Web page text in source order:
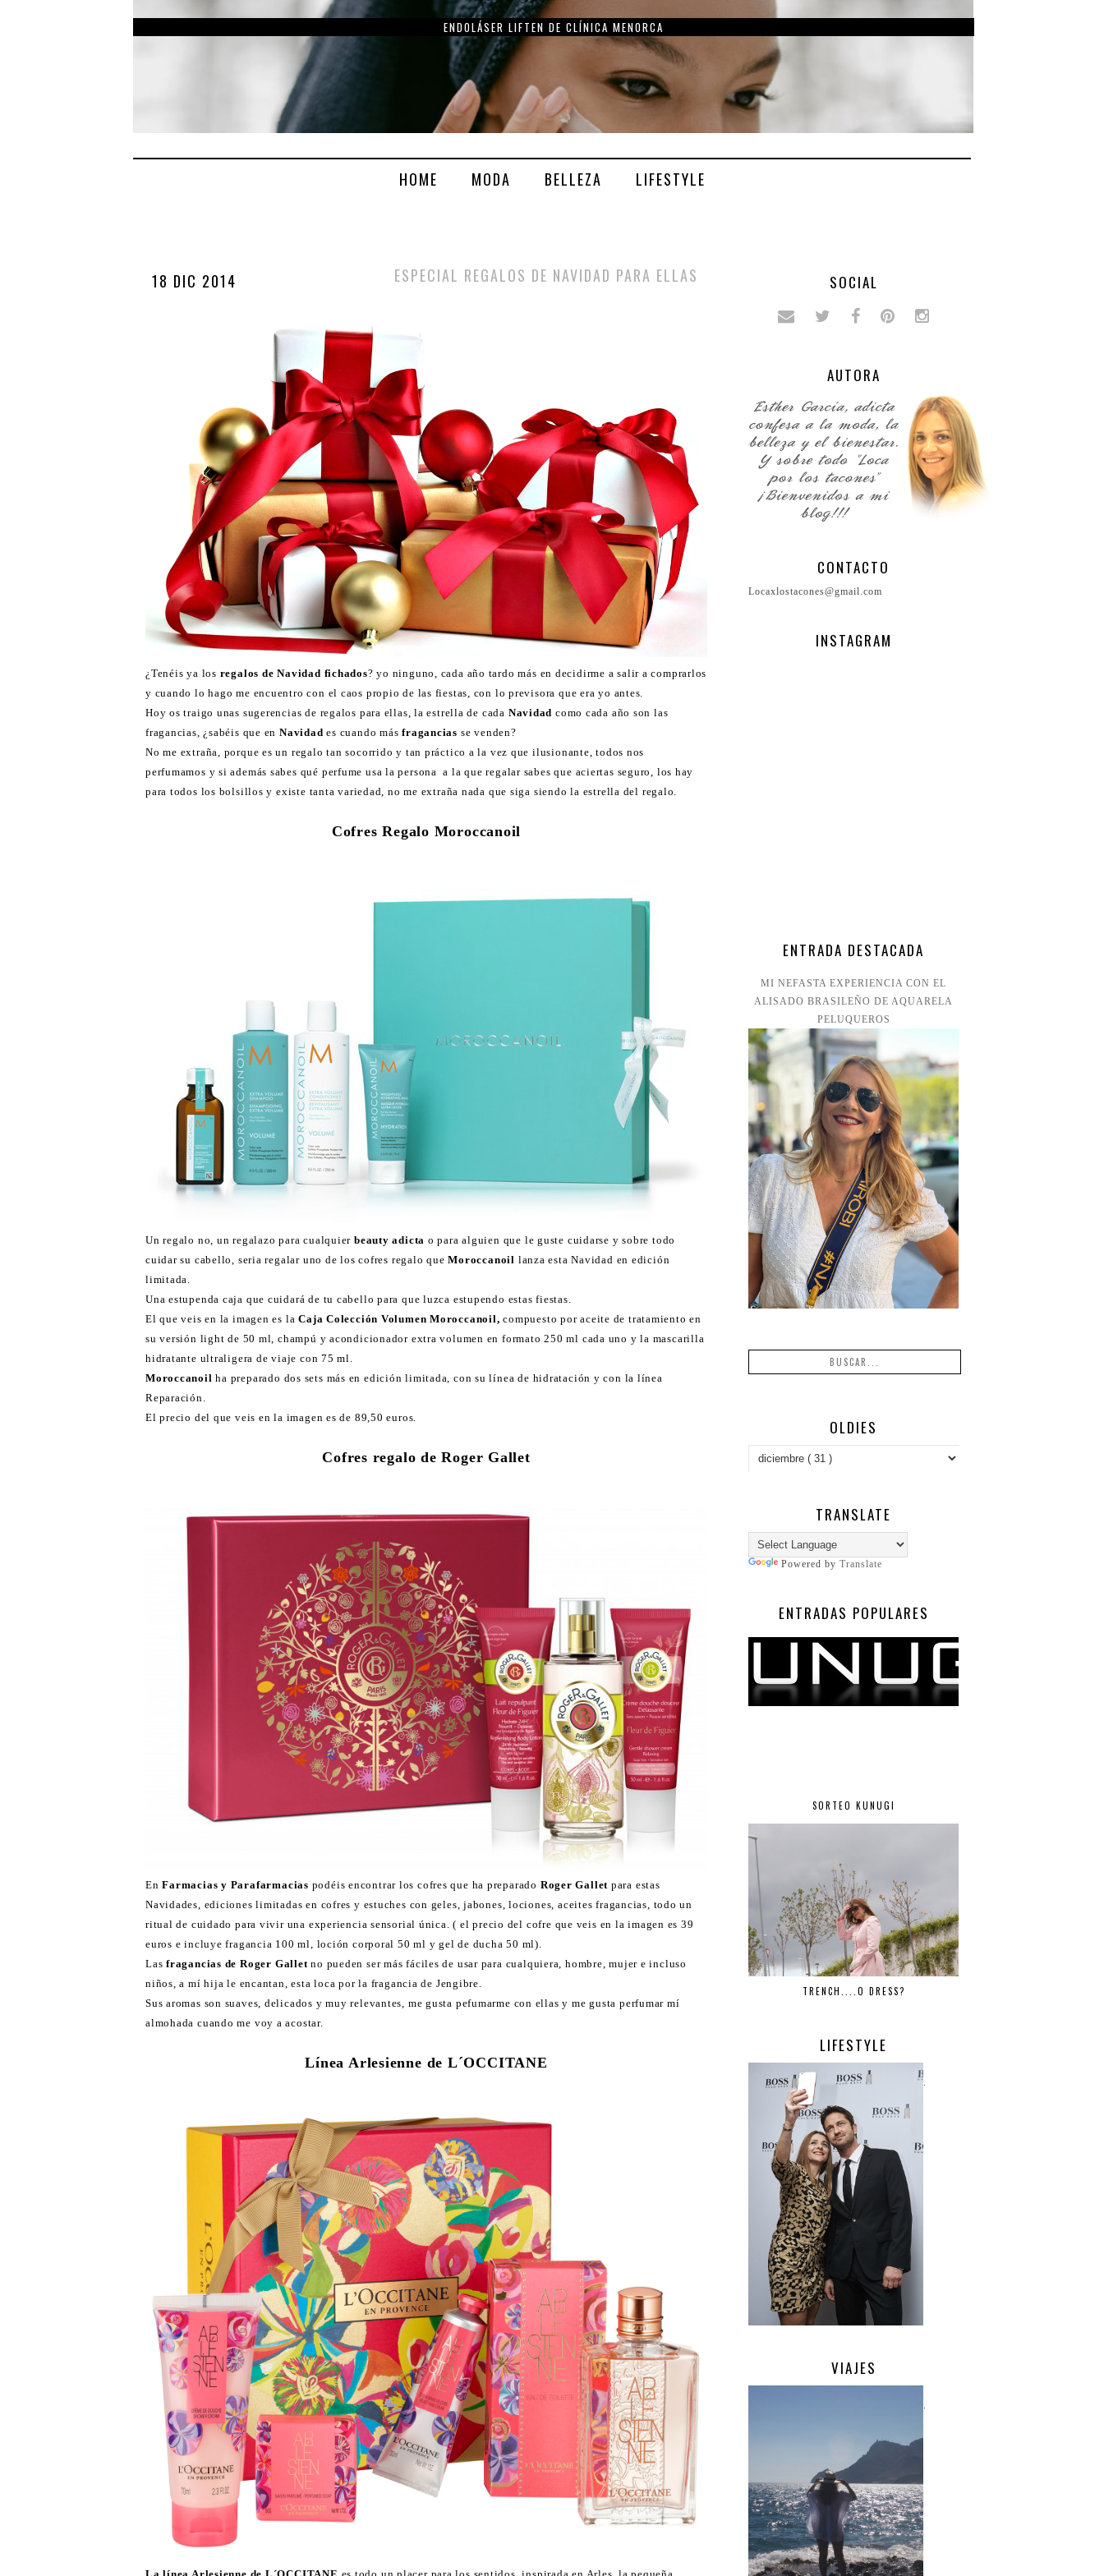
ENDOLÁSER LIFTEN DE CLÍNICA MENORCA
HOME MODA BELLEZA LIFESTYLE
18 DIC 2014 ESPECIAL REGALOS DE NAVIDAD PARA ELLAS
¿Tenéis ya los regalos de Navidad fichados? yo ninguno, cada año tardo más en decidirme a salir a comprarlos
y cuando lo hago me encuentro con el caos propio de las fiestas, con lo previsora que era yo antes.
Hoy os traigo unas sugerencias de regalos para ellas, la estrella de cada Navidad como cada año son las
fragancias, ¿sabéis que en Navidades cuando másfragancias se venden?
No me extraña, porque es un regalo tan socorrido y tan práctico a la vez que ilusionante, todos nos
perfumamos y si además sabes qué perfume usa la persona a la que regalar sabes que aciertas seguro, los hay
para todos los bolsillos y existe tanta variedad, no me extraña nada que siga siendo la estrella del regalo.
Cofres Regalo Moroccanoil
Un regalo no, un regalazo para cualquier beauty adicta o para alguien que le guste cuidarse y sobre todo
cuidar su cabello, seria regalar uno de los cofres regalo queMoroccanoil lanza esta Navidad en edición
limitada.
Una estupenda caja que cuidará de tu cabello para que luzca estupendo estas fiestas.
El que veis en la imagen es laCaja Colección Volumen Moroccanoil, compuesto por aceite de tratamiento en
su versión light de 50 ml, champú y acondicionador extra volumen en formato 250 ml cada uno y la mascarilla
hidratante ultraligera de viaje con 75 ml.
Moroccanoil ha preparado dos sets más en edición limitada, con su línea de hidratación y con la línea
Reparación.
El precio del que veis en la imagen es de 89,50 euros.
Cofres regalo de Roger Gallet
EnFarmacias y Parafarmacias podéis encontrar los cofres que ha preparado Roger Gallet para estas
Navidades, ediciones limitadas en cofres y estuches con geles, jabones, lociones, aceites fragancias, todo un
ritual de cuidado para vivir una experiencia sensorial única. ( el precio del cofre que veis en la imagen es 39
euros e incluye fragancia 100 ml, loción corporal 50 ml y gel de ducha 50 ml).
Lasfragancias de Roger Galletno pueden ser más fáciles de usar para cualquiera, hombre, mujer e incluso
niños, a mí hija le encantan, esta loca por la fragancia de Jengibre.
Sus aromas son suaves, delicados y muy relevantes, me gusta pefumarme con ellas y me gusta perfumar mí
almohada cuando me voy a acostar.
Línea Arlesienne de L´OCCITANE
SOCIAL
AUTORA
CONTACTO
Locaxlostacones@gmail.com
INSTAGRAM
ENTRADA DESTACADA
MI NEFASTA EXPERIENCIA CON EL
ALISADO BRASILEÑO DE AQUARELA
PELUQUEROS
OLDIES
TRANSLATE
Powered by Translate
ENTRADAS POPULARES
SORTEO KUNUGI
TRENCH....O DRESS?
LIFESTYLE
.
VIAJES
.